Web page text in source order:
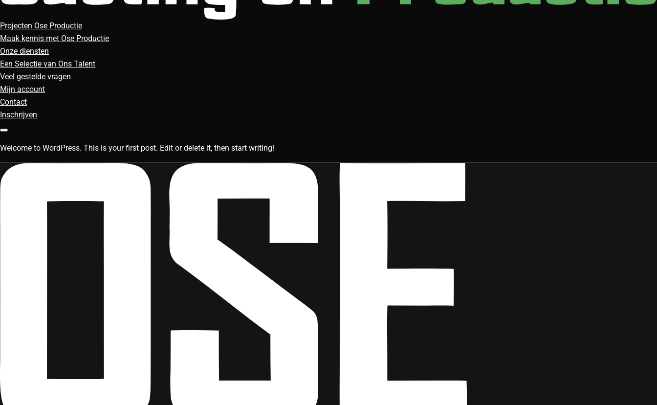
Projecten Ose Productie
Maak kennis met Ose Productie
Onze diensten
Een Selectie van Ons Talent
Veel gestelde vragen
Mijn account
Contact
Inschrijven
Welcome to WordPress. This is your first post. Edit or delete it, then start writing!